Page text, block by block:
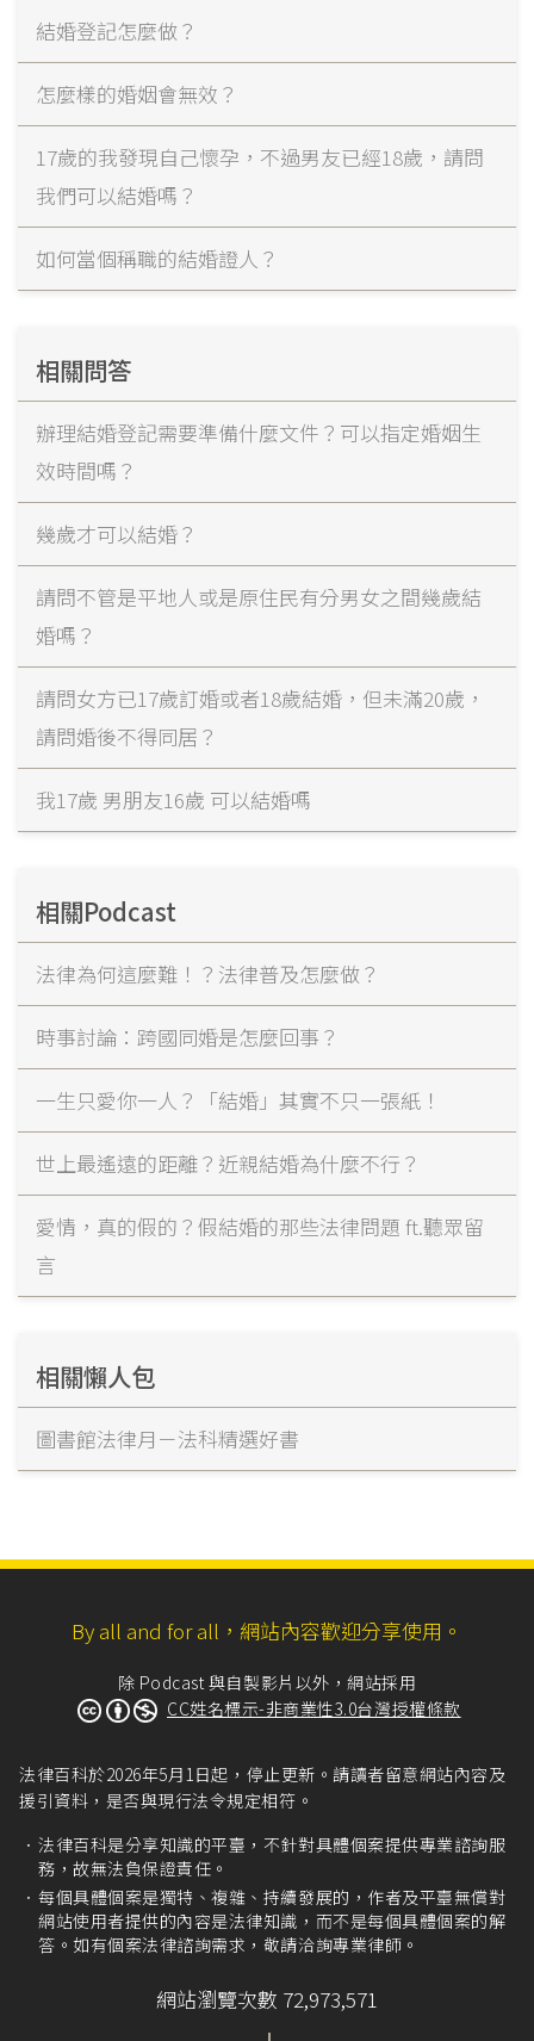
結婚登記怎麼做？
怎麼樣的婚姻會無效？
17歲的我發現自己懷孕，不過男友已經18歲，請問
我們可以結婚嗎？
如何當個稱職的結婚證人？
相關問答
辦理結婚登記需要準備什麼文件？可以指定婚姻生
效時間嗎？
幾歲才可以結婚？
請問不管是平地人或是原住民有分男女之間幾歲結
婚嗎？
請問女方已17歲訂婚或者18歲結婚，但未滿20歲，
請問婚後不得同居？
我17歲 男朋友16歲 可以結婚嗎
相關Podcast
法律為何這麼難！？法律普及怎麼做？
時事討論：跨國同婚是怎麼回事？
一生只愛你一人？「結婚」其實不只一張紙！
世上最遙遠的距離？近親結婚為什麼不行？
愛情，真的假的？假結婚的那些法律問題 ft.聽眾留
言
相關懶人包
圖書館法律月－法科精選好書
By all and for all，網站內容歡迎分享使用。
除 Podcast 與自製影片以外，網站採用
CC姓名標示-非商業性3.0台灣授權條款
法律百科於2026年5月1日起，停止更新。請讀者留意網站內容及
援引資料，是否與現行法令規定相符。
法律百科是分享知識的平臺，不針對具體個案提供專業諮詢服
務，故無法負保證責任。
每個具體個案是獨特、複雜、持續發展的，作者及平臺無償對
網站使用者提供的內容是法律知識，而不是每個具體個案的解
答。如有個案法律諮詢需求，敬請洽詢專業律師。
網站瀏覽次數 72,973,571